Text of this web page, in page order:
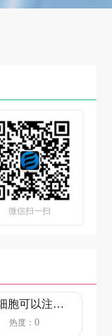
微信扫一扫
胞可以注射
（注射干细胞
热度： 0